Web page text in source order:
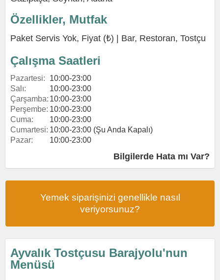
Özellikler, Mutfak
Paket Servis Yok, Fiyat (₺) | Bar, Restoran, Tostçu
Çalışma Saatleri
Pazartesi:
10:00-23:00
Salı:
10:00-23:00
Çarşamba: 10:00-23:00
Perşembe: 10:00-23:00
Cuma:
10:00-23:00
Cumartesi: 10:00-23:00 (Şu Anda Kapalı)
Pazar:
10:00-23:00
Bilgilerde Hata mı Var?
Yemek siparişinizi genellikle nasıl
veriyorsunuz?
Ayvalık Tostçusu Barajyolu'nun
Menüsü